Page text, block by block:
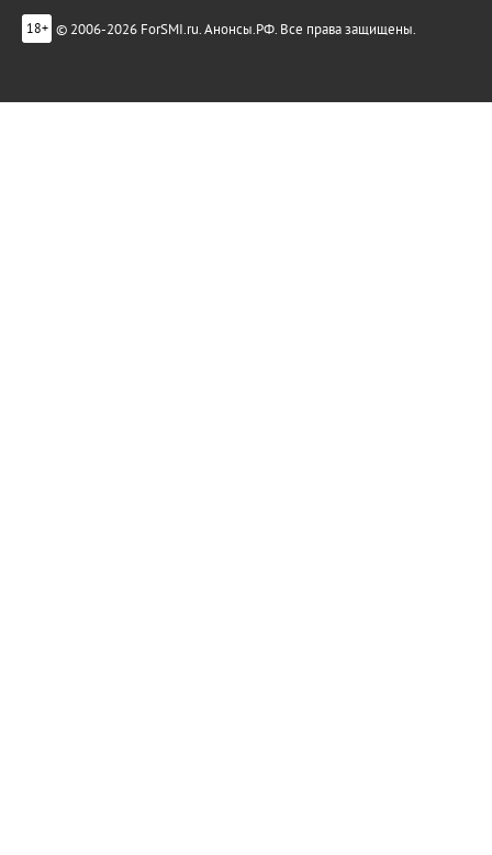
18+ © 2006-2026 ForSMI.ru. Анонсы.РФ. Все права защищены.